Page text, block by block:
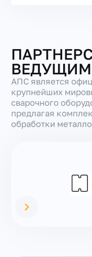
АПС является
крупнейших
сварочного
предлагая
обработки